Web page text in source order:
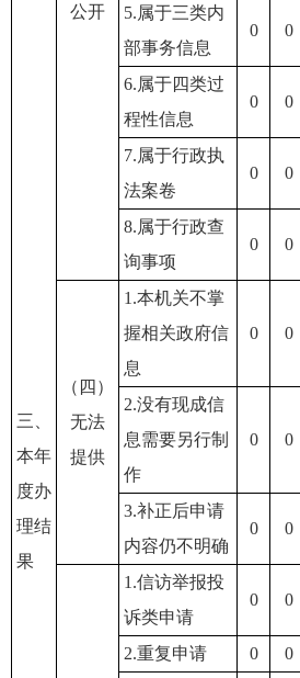
三、
本年
度办
理结
果
公开
5.属于三类内
部事务信息
0 0
6.属于四类过
程性信息
0 0
7.属于行政执
法案卷
0 0
8.属于行政查
询事项
0 0
（四）
无法
提供
1.本机关不掌
握相关政府信
息
0 0
2.没有现成信
息需要另行制
作
0 0
3.补正后申请
内容仍不明确
0 0
1.信访举报投
诉类申请
0 0
2.重复申请 0 0